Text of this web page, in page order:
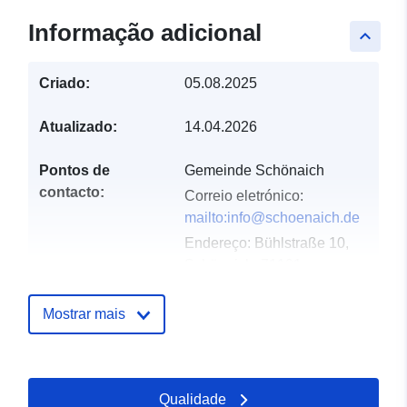
keyboard_arrow_up
Informação adicional
Criado: 05.08.2025
Atualizado: 14.04.2026
Pontos de
contacto:
Gemeinde Schönaich
Correio eletrónico:
mailto:info@schoenaich.de
Endereço: Bühlstraße 10,
Registo do
Acrescentado à data.europa.eu:
21 February 2026
Mostrar mais
Qualidade